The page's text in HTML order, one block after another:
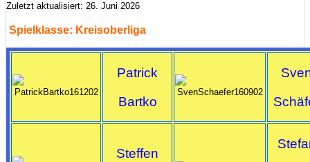
Zuletzt aktualisiert: 26. Juni 2026
Spielklasse: Kreisoberliga
Patrick
Bartko
Steffen